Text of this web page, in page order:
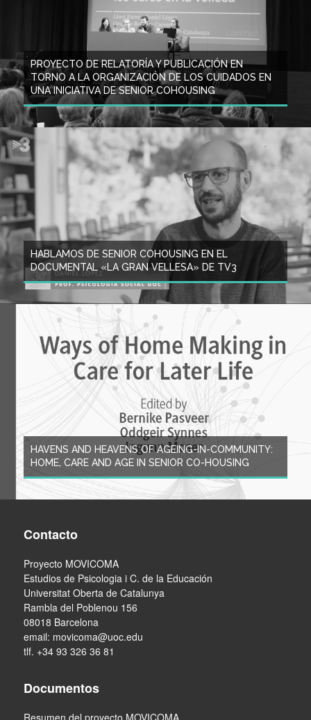
PROYECTO DE RELATORÍA Y PUBLICACIÓN EN
TORNO A LA ORGANIZACIÓN DE LOS CUIDADOS EN
UNA INICIATIVA DE SENIOR COHOUSING
HABLAMOS DE SENIOR COHOUSING EN EL
DOCUMENTAL «LA GRAN VELLESA» DE TV3
HAVENS AND HEAVENS OF AGEING-IN-COMMUNITY:
HOME, CARE AND AGE IN SENIOR CO-HOUSING
Contacto
Proyecto MOVICOMA
Estudios de Psicologia i C. de la Educación
Universitat Oberta de Catalunya
Rambla del Poblenou 156
08018 Barcelona
email: movicoma@uoc.edu
tlf. +34 93 326 36 81
Documentos